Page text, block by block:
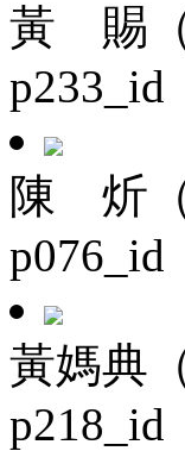
黃 賜（
p233_id
陳 炘（
p076_id
黃媽典
p218_id